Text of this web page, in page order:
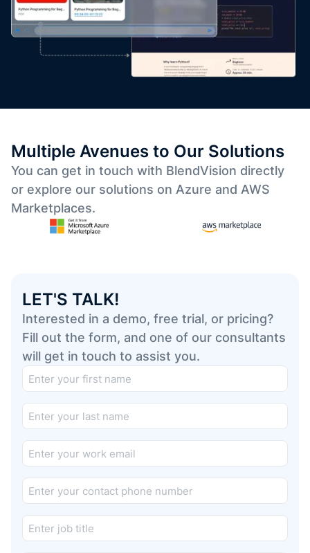
Multiple Avenues to Our Solutions
You can get in touch with BlendVision directly
or explore our solutions on Azure and AWS
Marketplaces.
LET'S TALK!
Interested in a demo, free trial, or pricing?
Fill out the form, and one of our consultants
will get in touch to assist you.